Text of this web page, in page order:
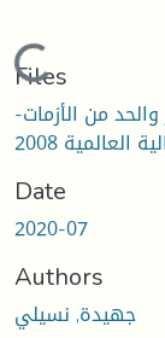
Loading...
Files
من الأزمات-
Date
2020-07
Authors
جهيدة, نسيلي